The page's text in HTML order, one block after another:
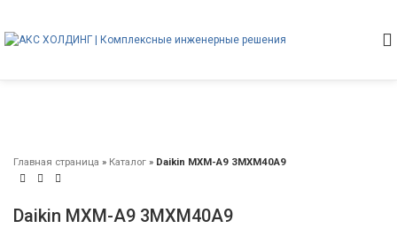
Главная страница » Каталог » Daikin MXM-A9 3MXM40A9
Daikin MXM-A9 3MXM40A9